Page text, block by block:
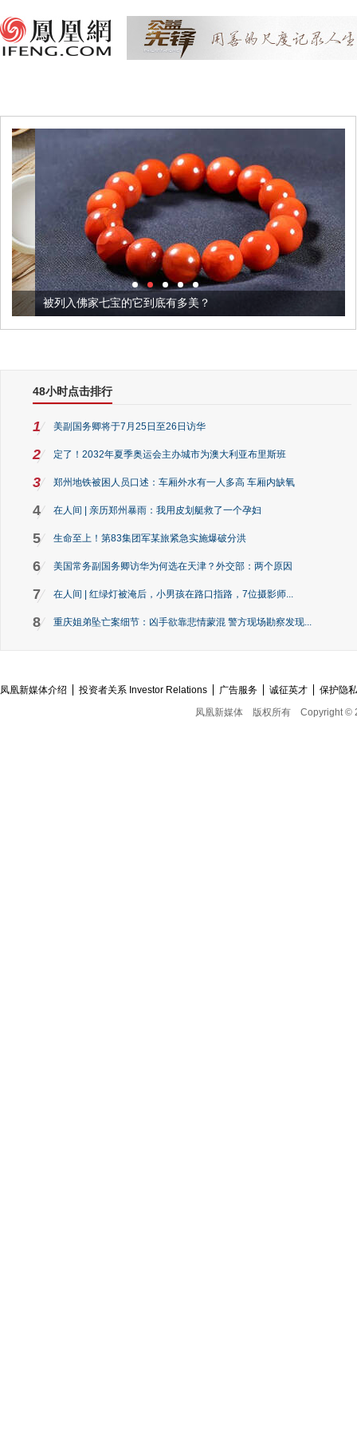
被列入佛家七宝的它到底有多美？
48小时点击排行
1 美副国务卿将于7月25日至26日访华
2 定了！2032年夏季奥运会主办城市为澳大利亚布里斯班
3 郑州地铁被困人员口述：车厢外水有一人多高 车厢内缺氧
4 在人间 | 亲历郑州暴雨：我用皮划艇救了一个孕妇
5 生命至上！第83集团军某旅紧急实施爆破分洪
6 美国常务副国务卿访华为何选在天津？外交部：两个原因
7 在人间 | 红绿灯被淹后，小男孩在路口指路，7位摄影师...
8 重庆姐弟坠亡案细节：凶手欲靠悲情蒙混 警方现场勘察发现...
凤凰新媒体介绍 投资者关系 Investor Relations 广告服务 诚征英才
保护隐
凤凰新媒体
版权所有 Copyright ©